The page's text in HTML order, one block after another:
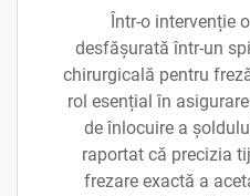
Într-o intervenție
desfășurată într-un
chirurgicală pentru
rol esențial în
de înlocuire a
raportat că precizia
frezare exactă a